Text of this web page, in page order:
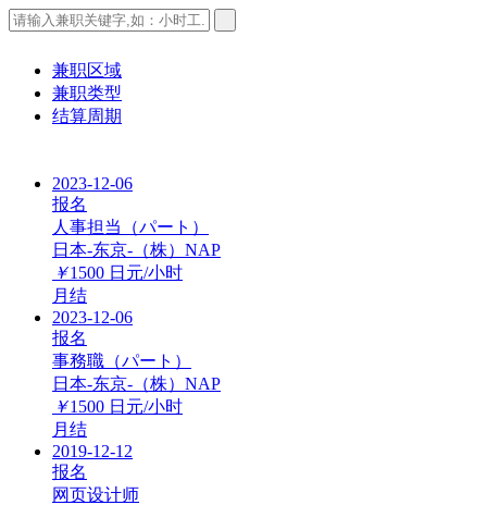
兼职区域
兼职类型
结算周期
2023-12-06
报名
人事担当（パート）
日本-东京-（株）NAP
￥1500 日元/小时
月结
2023-12-06
报名
事務職（パート）
日本-东京-（株）NAP
￥1500 日元/小时
月结
2019-12-12
报名
网页设计师